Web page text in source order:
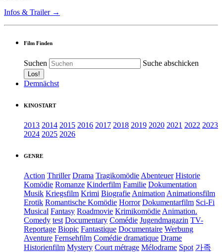
Infos & Trailer →
Film Finden
Suchen Suche abschicken
Demnächst
KINOSTART
2013 2014 2015 2016 2017 2018 2019 2020 2021 2022 2023
2024 2025 2026
GENRE
Action Thriller Drama Tragikomödie Abenteuer Historie
Komödie Romanze Kinderfilm Familie Dokumentation
Musik Kriegsfilm Krimi Biografie Animation Animationsfilm
Erotik Romantische Komödie Horror Dokumentarfilm Sci-Fi
Musical Fantasy Roadmovie Krimikomödie Animation.
Comedy test Documentary Comédie Jugendmagazin TV-
Reportage Biopic Fantastique Documentaire Werbung
Aventure Fernsehfilm Comédie dramatique Drame
Historienfilm Mystery Court métrage Mélodrame Spot 가족